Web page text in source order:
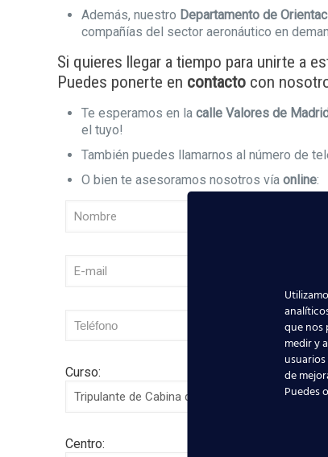
Además, nuestro Departamento de
compañías del sector aeronáutico en
Si quieres llegar a tiempo para unirte a
Puedes ponerte en contacto con
Te esperamos en lacalle Valores de
el tuyo!
También puedes llamarnos al número de
O bien te asesoramos nosotros víaonline:
Curso:
Centro:
que nos
medir y
de
Puedes